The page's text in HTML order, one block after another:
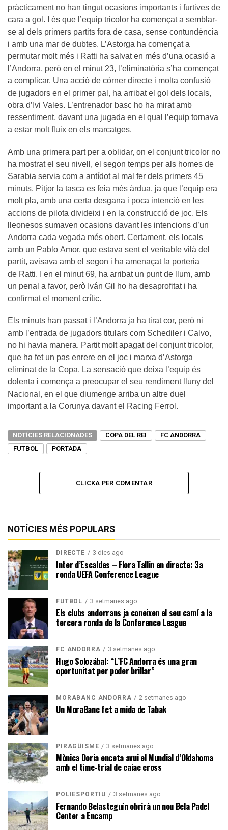
pràcticament no han tingut ocasions importants i furtives de
cara a gol. I és que l’equip tricolor ha començat a semblar-
se al dels primers partits fora de casa, sense contundència
i amb una mar de dubtes. L’Astorga ha començat a
permutar molt més i Ratti ha salvat en més d’una ocasió a
l’Andorra, però en el minut 23, l’eliminatòria s’ha començat
a complicar. Una acció de córner directe i molta confusió
de jugadors en el primer pal, ha arribat el gol dels locals,
obra d’Ivi Vales. L’entrenador basc ho ha mirat amb
ressentiment, davant una jugada en el qual l’equip tornava
a estar molt fluix en els marcatges.
Amb una primera part per a oblidar, on el conjunt tricolor no
ha mostrat el seu nivell, el segon temps per als homes de
Sarabia servia com a antídot al mal fer dels primers 45
minuts. Pitjor la tasca es feia més àrdua, ja que l’equip era
molt pla, amb una certa desgana i poca intenció en les
accions de pilota divideixi i en la construcció de joc. Els
lleonesos sumaven ocasions davant les intencions d’un
Andorra cada vegada més obert. Certament, els locals
amb un Pablo Amor, que estava sent el veritable vilà del
partit, avisava amb el segon i ha amenaçat la porteria
de Ratti. I en el minut 69, ha arribat un punt de llum, amb
un penal a favor, però Iván Gil ho ha desaprofitat i ha
confirmat el moment crític.
Els minuts han passat i l’Andorra ja ha tirat cor, però ni
amb l’entrada de jugadors titulars com Schediler i Calvo,
no hi havia manera. Partit molt apagat del conjunt tricolor,
que ha fet un pas enrere en el joc i marxa d’Astorga
eliminat de la Copa. La sensació que deixa l’equip és
dolenta i comença a preocupar el seu rendiment lluny del
Nacional, en el que diumenge arriba un altre duel
important a la Corunya davant el Racing Ferrol.
NOTÍCIES RELACIONADES COPA DEL REI
FC ANDORRA
FUTBOL
PORTADA
CLICKA PER COMENTAR
NOTÍCIES MÉS POPULARS
DIRECTE 3 dies ago
Inter d’Escaldes – Flora Tallin en directe: 3a
ronda UEFA Conference League
FUTBOL 3 setmanes ago
Els clubs andorrans ja coneixen el seu camí a la
tercera ronda de la Conference League
FC ANDORRA 3 setmanes ago
Hugo Solozábal: “L’FC Andorra és una gran
oportunitat per poder brillar”
MORABANC ANDORRA 2 setmanes ago
Un MoraBanc fet a mida de Tabak
PIRAGÜISME 3 setmanes ago
Mònica Doria enceta avui el Mundial d’Oklahoma
amb el time-trial de caiac cross
POLIESPORTIU 3 setmanes ago
Fernando Belasteguín obrirà un nou Bela Padel
Center a Encamp